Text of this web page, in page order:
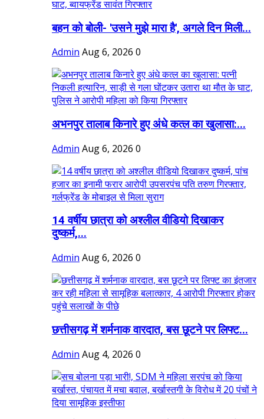
बहन को बोली- 'उसने मुझे मारा है', अगले दिन मिली...
Admin Aug 6, 2026 0
अभनपुर तालाब किनारे हुए अंधे कत्ल का खुलासा:...
Admin Aug 6, 2026 0
14 वर्षीय छात्रा को अश्लील वीडियो दिखाकर
दुष्कर्म,...
Admin Aug 6, 2026 0
छत्तीसगढ़ में शर्मनाक वारदात, बस छूटने पर लिफ्ट...
Admin Aug 4, 2026 0